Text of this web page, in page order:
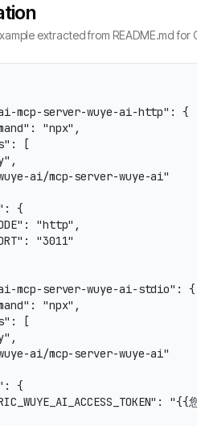
extracted from README.md for
mcp-server-wuye-ai-http": {
"npx",
[
ai/mcp-server-wuye-ai"
{
"http",
"3011"
mcp-server-wuye-ai-stdio": {
"npx",
[
ai/mcp-server-wuye-ai"
{
"{{